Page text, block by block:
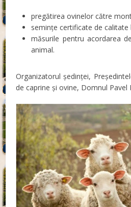
pregătirea ovinelor către
semințe certificate de calitate
măsurile pentru acordarea
animal.
Organizatorul ședinței,
de caprine și ovine, Domnul Pavel